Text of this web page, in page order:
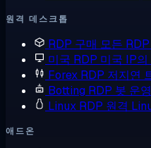
원격 데스크톱
RDP 구매 모든
미국 RDP 미국 IP
Forex RDP 저지연
Botting RDP 봇 운
Linux RDP 원격
애드온